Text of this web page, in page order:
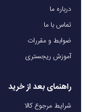
درباره ما
تماس با ما
ضوابط و مقررات
آموزش ریجستری
راهنمای بعد از خرید
شرایط مرجوع کالا